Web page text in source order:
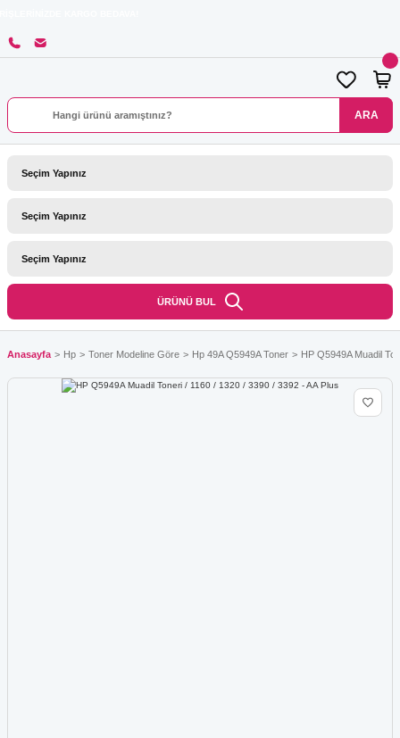
ARA
ÜRÜNÜ BUL
Anasayfa Hp Toner Modeline Göre Hp 49A Q5949A Toner HP Q5949A Muadil